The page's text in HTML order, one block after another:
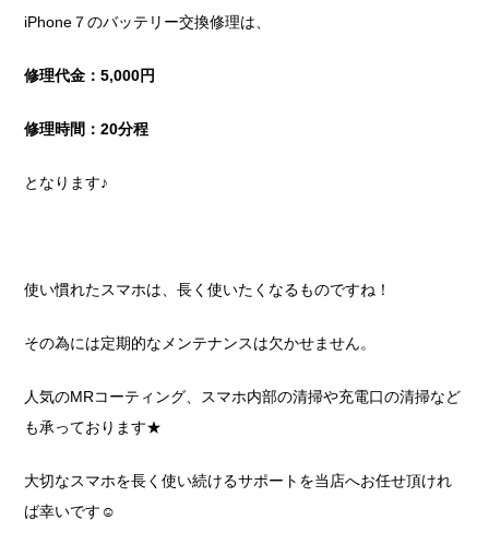
iPhone７のバッテリー交換修理は、
修理代金：5,000円
修理時間：20分程
となります♪
使い慣れたスマホは、長く使いたくなるものですね！
その為には定期的なメンテナンスは欠かせません。
人気のMRコーティング、スマホ内部の清掃や充電口の清掃など
も承っております★
大切なスマホを長く使い続けるサポートを当店へお任せ頂けれ
ば幸いです☺